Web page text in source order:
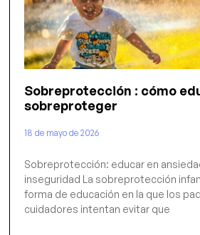
Sobreprotección : cómo
sobreproteger
18 de mayo de 2026
Sobreprotección: educar en
inseguridad La sobreprotección
forma de educación en la que los
cuidadores intentan evitar que